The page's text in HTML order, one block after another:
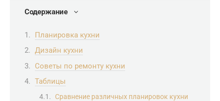
Содержание
Планировка кухни
Дизайн кухни
Советы по ремонту кухни
Таблицы
Сравнение различных планировок кухни